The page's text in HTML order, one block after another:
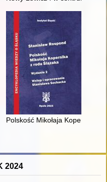
szlacheckich w XVI-
Polskość Mikołaja Kopernika z
2024